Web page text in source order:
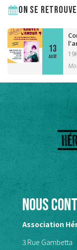
On se
13
AOÛT
Nous
Association
3 Rue Gambetta